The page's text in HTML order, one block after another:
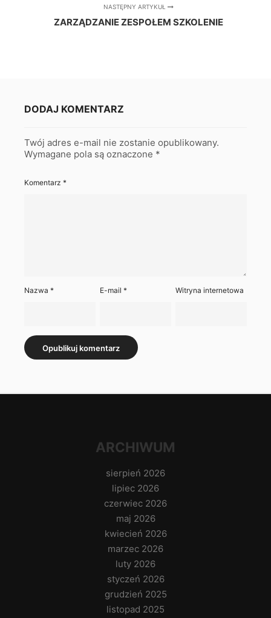
NASTĘPNY ARTYKUŁ
ZARZĄDZANIE ZESPOŁEM SZKOLENIE
DODAJ KOMENTARZ
Twój adres e-mail nie zostanie opublikowany.
Wymagane pola są oznaczone *
Komentarz *
Nazwa * E-mail* Witryna internetowa
ARCHIWUM
sierpień 2026
lipiec 2026
czerwiec 2026
maj 2026
kwiecień 2026
marzec 2026
luty 2026
styczeń 2026
grudzień 2025
listopad 2025